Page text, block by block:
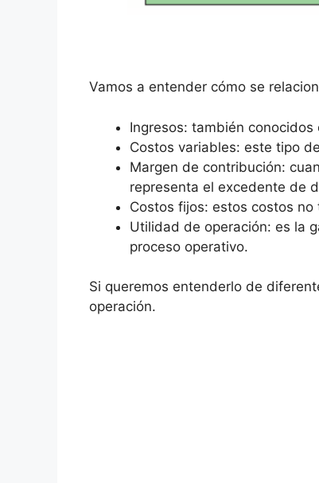
Vamos a entender cómo se
Ingresos: también conocidos
Costos variables: este tipo
Margen de contribución:
representa el excedente de
Costos fijos: estos costos
Utilidad de operación: es la
proceso operativo.
Si queremos entenderlo de
operación.